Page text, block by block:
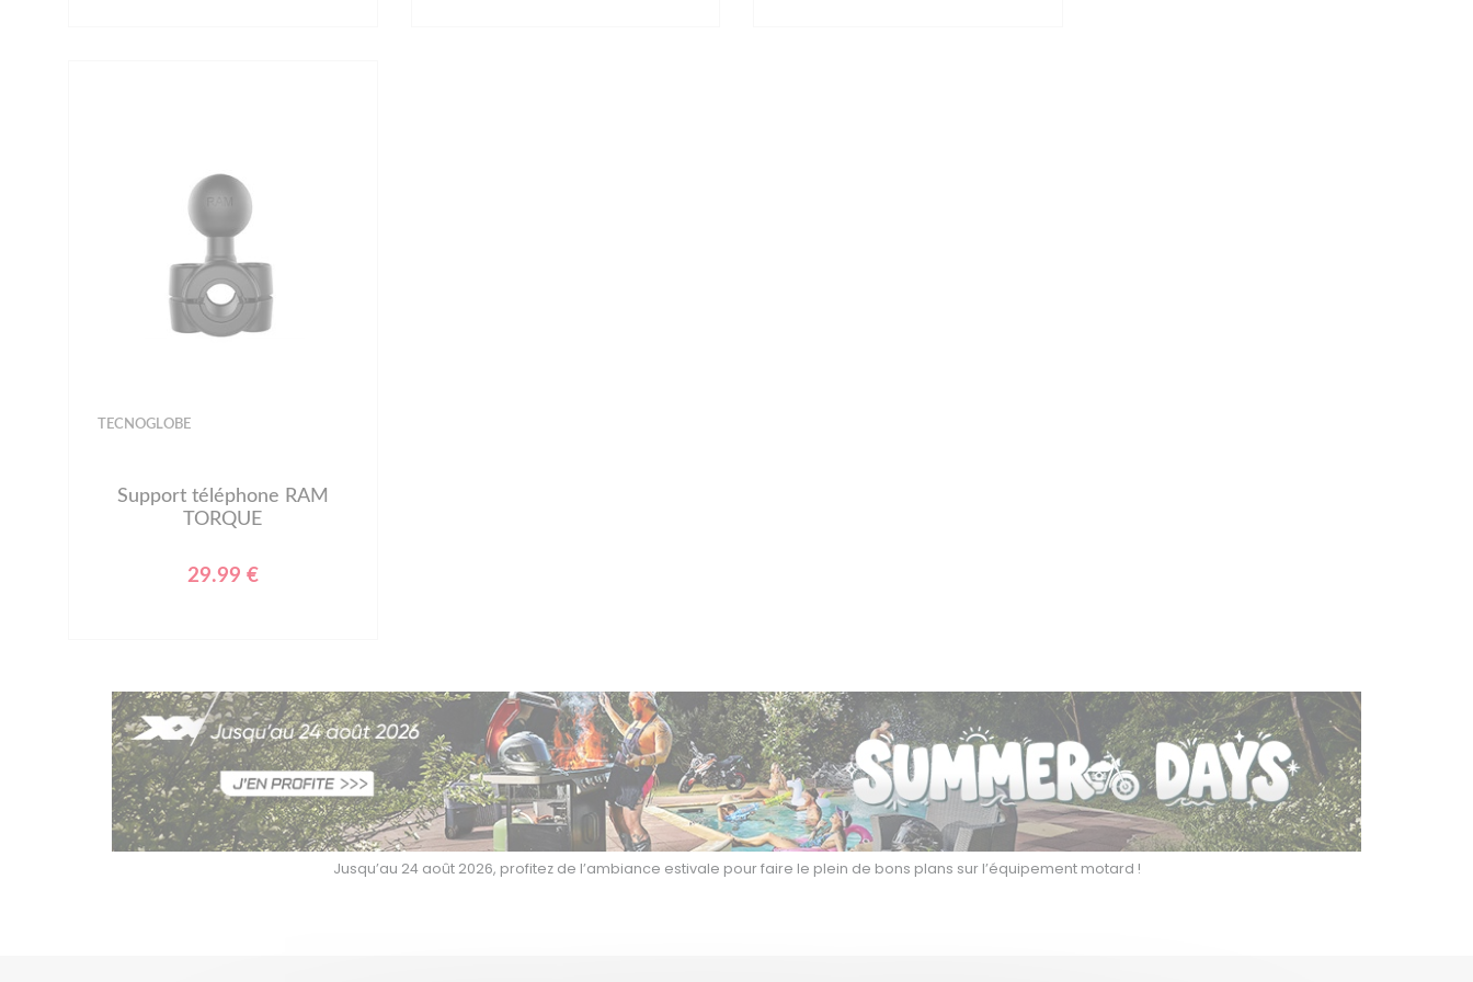
TECNOGLOBE
Support téléphone RAM
TORQUE
29.99 €
Jusqu’au 24 août 2026, profitez de l’ambiance estivale pour faire le plein de bons plans sur l’équipement motard !